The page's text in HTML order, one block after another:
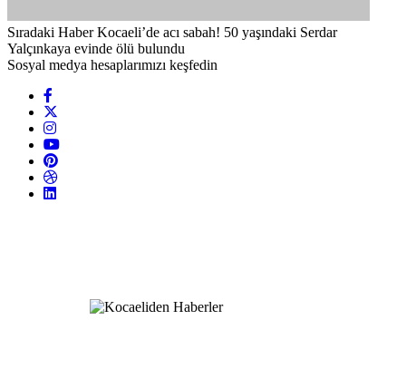
Sıradaki Haber Kocaeli’de acı sabah! 50 yaşındaki Serdar
Yalçınkaya evinde ölü bulundu
Sosyal medya hesaplarımızı keşfedin